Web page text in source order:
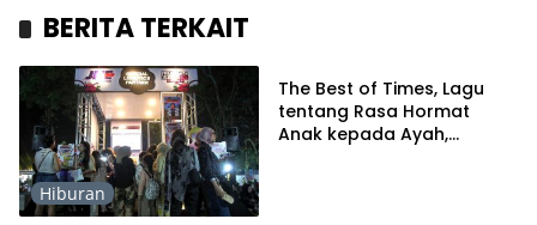
BERITA TERKAIT
Hiburan
The Best of Times, Lagu
tentang Rasa Hormat
Anak kepada Ayah,